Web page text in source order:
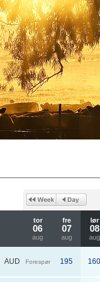
tor
06
aug
fre
07
aug
lør
08
aug
AUD Forespør 195